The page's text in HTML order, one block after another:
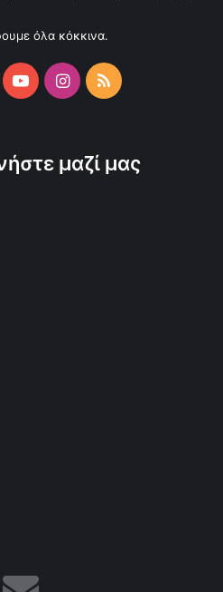
όλα κόκκινα.
YouTubeInstagram
RSS
μαζί μας